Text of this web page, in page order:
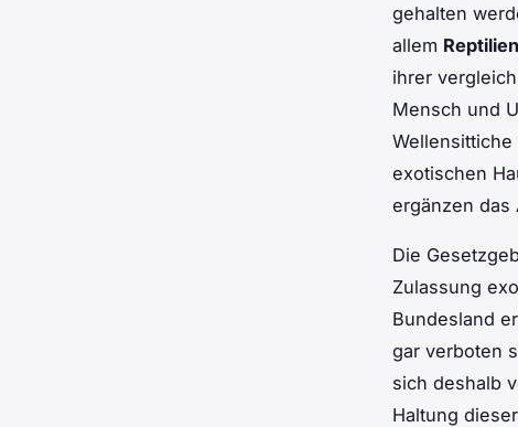
gehalten
allem Reptilien
ihrer
Mensch und
exotischen
ergänzen das
Die
Zulassung
Bundesland
gar verboten
sich deshalb
Haltung